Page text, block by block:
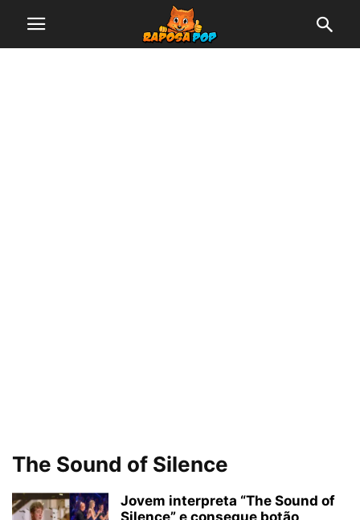
The Sound of Silence
Jovem interpreta “The Sound of
Silence” e consegue botão